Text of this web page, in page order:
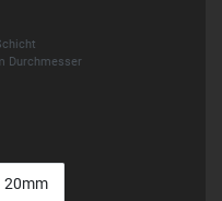
Durchmesser
20mm